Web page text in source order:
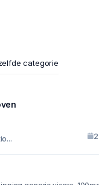
categorie